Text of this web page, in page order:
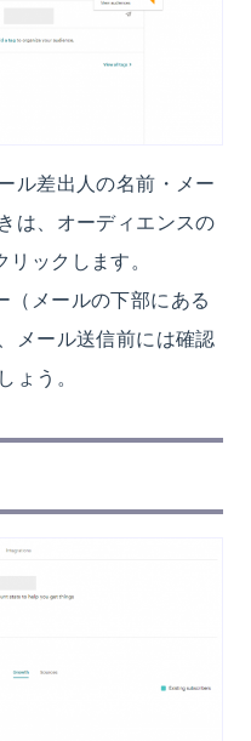
ル差出人の名前・メー
は、オーディエンスの
ックします。
（メールの下部にある
メール送信前には確認
ょう。